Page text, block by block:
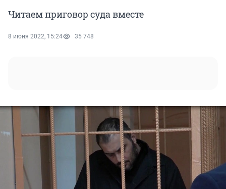
Читаем приговор суда вместе
8 июня 2022, 15:24 35 748